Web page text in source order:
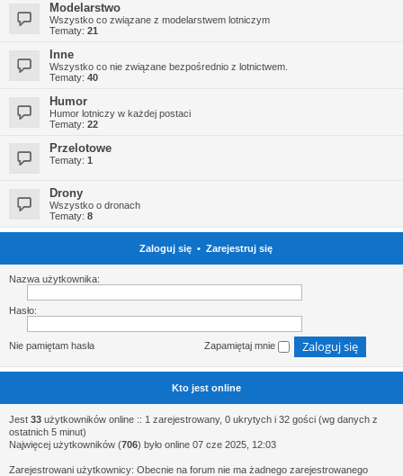
Modelarstwo
Wszystko co związane z modelarstwem lotniczym
Tematy: 21
Inne
Wszystko co nie związane bezpośrednio z lotnictwem.
Tematy: 40
Humor
Humor lotniczy w każdej postaci
Tematy: 22
Przelotowe
Tematy: 1
Drony
Wszystko o dronach
Tematy: 8
Zaloguj się • Zarejestruj się
Nazwa użytkownika:
Hasło:
Nie pamiętam hasła Zapamiętaj mnie
Kto jest online
Jest 33 użytkowników online :: 1 zarejestrowany, 0 ukrytych i 32 gości (wg danych z
ostatnich 5 minut)
Najwięcej użytkowników (706) było online 07 cze 2025, 12:03
Zarejestrowani użytkownicy: Obecnie na forum nie ma żadnego zarejestrowanego